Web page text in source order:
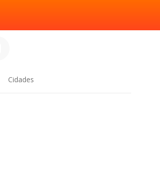
Cidades